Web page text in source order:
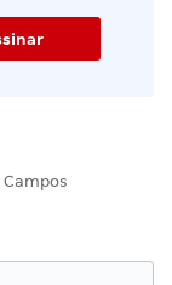
Campos